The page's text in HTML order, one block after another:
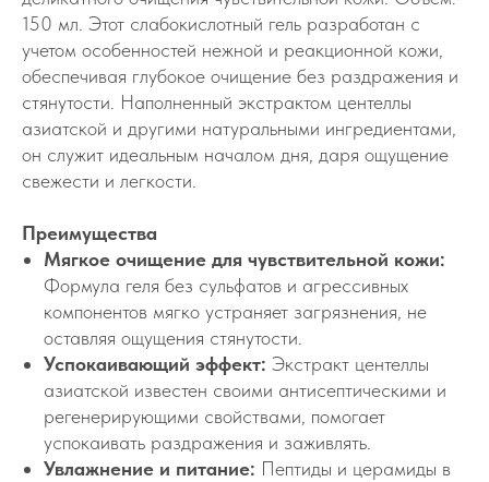
150 мл. Этот слабокислотный гель разработан с
учетом особенностей нежной и реакционной кожи,
обеспечивая глубокое очищение без раздражения и
стянутости. Наполненный экстрактом центеллы
азиатской и другими натуральными ингредиентами,
он служит идеальным началом дня, даря ощущение
свежести и легкости.
Преимущества
Мягкое очищение для чувствительной кожи:
Формула геля без сульфатов и агрессивных
компонентов мягко устраняет загрязнения, не
оставляя ощущения стянутости.
Успокаивающий эффект: Экстракт центеллы
азиатской известен своими антисептическими и
регенерирующими свойствами, помогает
успокаивать раздражения и заживлять.
Увлажнение и питание: Пептиды и церамиды в